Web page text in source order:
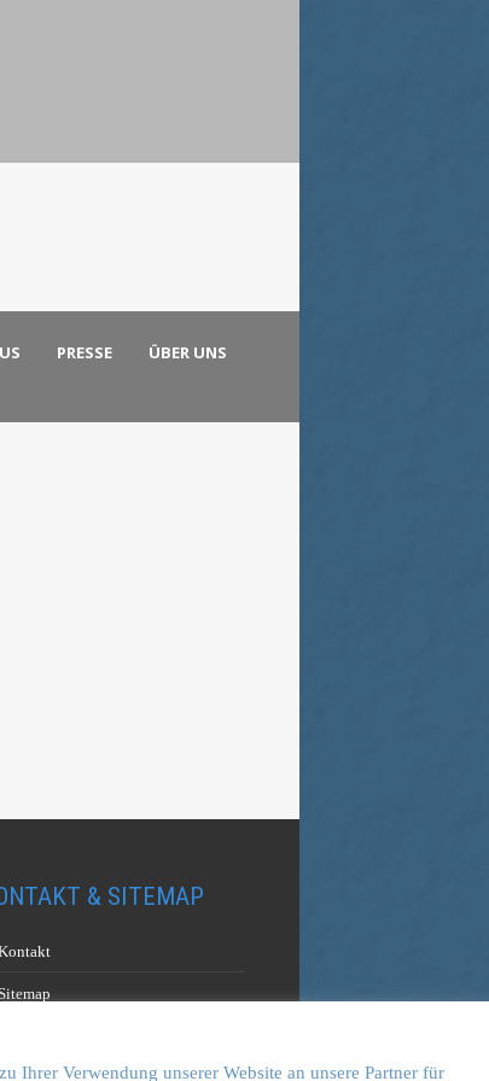
PRESSE ÜBER UNS
& SITEMAP
Ihrer Verwendung unserer Website an unsere Partner für